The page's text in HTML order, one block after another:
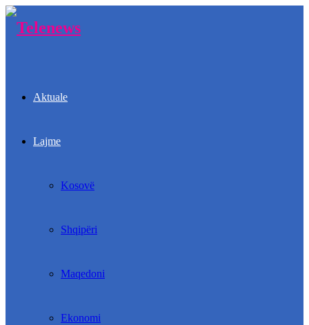
Aktuale
Lajme
Kosovë
Shqipëri
Maqedoni
Ekonomi